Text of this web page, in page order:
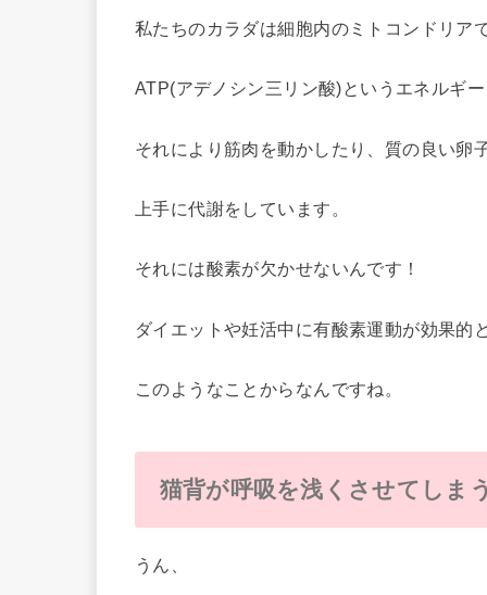
私たちのカラダは細胞内のミトコンドリア
ATP(アデノシン三リン酸)というエネルギー
それにより筋肉を動かしたり、質の良い卵
上手に代謝をしています。
それには酸素が欠かせないんです！
ダイエットや妊活中に有酸素運動が効果的
このようなことからなんですね。
猫背が呼吸を浅くさせてしまう
うん、